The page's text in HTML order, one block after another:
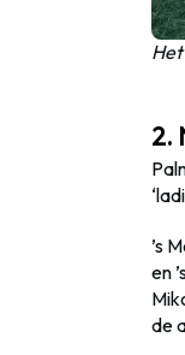
2.
’s
en
de